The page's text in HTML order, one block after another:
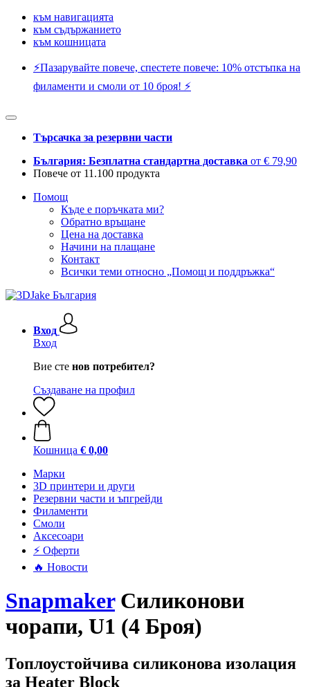
към навигацията
към съдържанието
към кошницата
⚡️Пазарувайте повече, спестете повече: 10% отстъпка на
филаменти и смоли от 10 броя! ⚡️
Търсачка за резервни части
България: Безплатна стандартна доставка от € 79,90
Повече от 11.100 продукта
Помощ
Къде е поръчката ми?
Обратно връщане
Цена на доставка
Начини на плащане
Контакт
Всички теми относно „Помощ и поддръжка“
Вход
Вход
Вие сте нов потребител?
Създаване на профил
Кошница € 0,00
Mарки
3D принтери и други
Резервни части и ъпгрейди
Филаменти
Смоли
Аксесоари
⚡ Оферти
🔥 Новости
SnapmakerСиликонови
чорапи, U1 (4 Броя)
Топлоустойчива силиконова изолация
за Heater Block